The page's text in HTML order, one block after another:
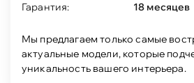
Гарантия:
18 месяцев
Мы предлагаем только самые
актуальные модели, которые
уникальность вашего интерьера.